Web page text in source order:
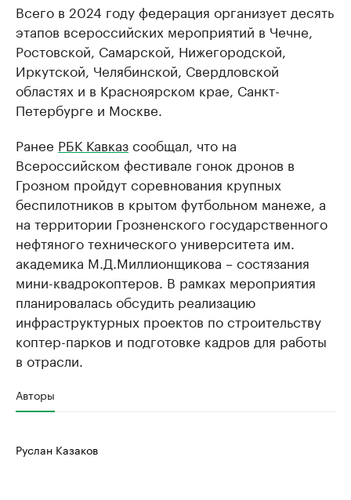
Всего в 2024 году федерация организует десять
этапов всероссийских мероприятий в Чечне,
Ростовской, Самарской, Нижегородской,
Иркутской, Челябинской, Свердловской
областях и в Красноярском крае, Санкт-
Петербурге и Москве.
Ранее РБК Кавказсообщал, что на
Всероссийском фестивале гонок дронов в
Грозном пройдут соревнования крупных
беспилотников в крытом футбольном манеже, а
на территории Грозненского государственного
нефтяного технического университета им.
академика М.Д.Миллионщикова – состязания
мини-квадрокоптеров. В рамках мероприятия
планировалась обсудить реализацию
инфраструктурных проектов по строительству
коптер-парков и подготовке кадров для работы
в отрасли.
Авторы
Руслан Казаков